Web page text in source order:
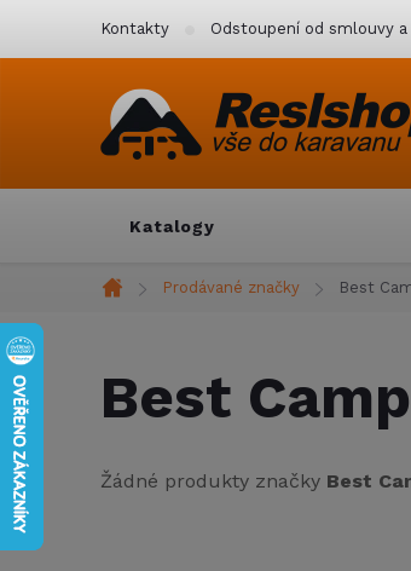
Kontakty Odstoupení od smlouvy a
Katalogy
Domů
Prodávané značky Best
Best
Žádné produkty značky Best